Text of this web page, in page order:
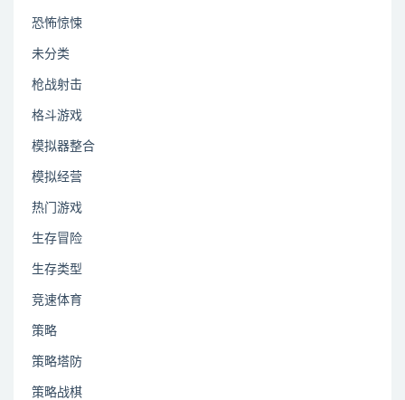
恐怖惊悚
未分类
枪战射击
格斗游戏
模拟器整合
模拟经营
热门游戏
生存冒险
生存类型
竞速体育
策略
策略塔防
策略战棋